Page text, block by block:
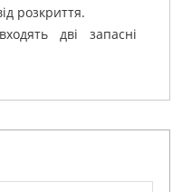
розкриття.
дві запасні